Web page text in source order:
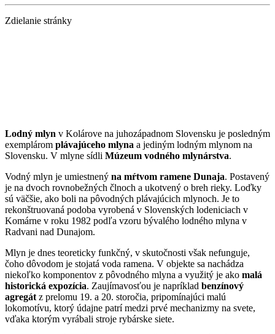
Zdielanie stránky
Lodný mlyn v Kolárove na juhozápadnom Slovensku je posledným
exemplárom plávajúceho mlyna a jediným lodným mlynom na
Slovensku. V mlyne sídli Múzeum vodného mlynárstva.
Vodný mlyn je umiestnený na mŕtvom ramene Dunaja. Postavený
je na dvoch rovnobežných člnoch a ukotvený o breh rieky. Loďky
sú väčšie, ako boli na pôvodných plávajúcich mlynoch. Je to
rekonštruovaná podoba vyrobená v Slovenských lodeniciach v
Komárne v roku 1982 podľa vzoru bývalého lodného mlyna v
Radvani nad Dunajom.
Mlyn je dnes teoreticky funkčný, v skutočnosti však nefunguje,
čoho dôvodom je stojatá voda ramena. V objekte sa nachádza
niekoľko komponentov z pôvodného mlyna a využitý je ako malá
historická expozícia. Zaujímavosťou je napríklad benzínový
agregátz prelomu 19. a 20. storočia, pripomínajúci malú
lokomotívu, ktorý údajne patrí medzi prvé mechanizmy na svete,
vďaka ktorým vyrábali stroje rybárske siete.